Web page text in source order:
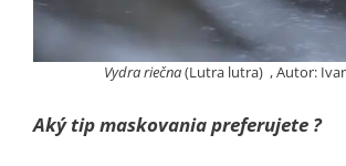
Vydra riečna(Lutra lutra) , Autor:
Aký tip maskovania preferujete ?